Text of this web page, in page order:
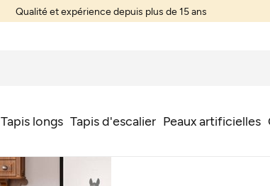
Qualité et expérience depuis plus de 15 ans
Tapis longs Tapis d'escalier Peaux artificielles